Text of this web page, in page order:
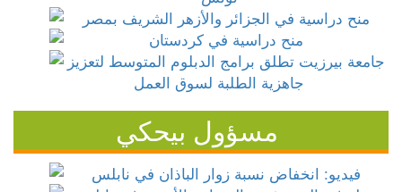
مسؤول بيحكي